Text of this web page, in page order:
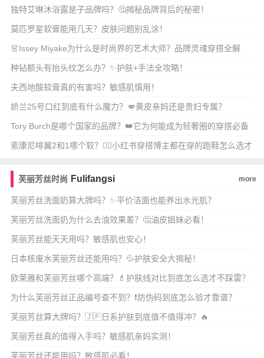
独特艾琳沐浴露是子品牌吗？🤔揭秘品牌背后的秘密！
莫匹罗星软膏能用几天？皮肤问题别乱涂！
👗Issey Miyake为什么是时尚界的艺术大师？品牌灵魂穿搭全解
析！🎨
种钻额头有抬头纹怎么办？✨护肤+手法全攻略！
夫西地酸软膏真的有害吗？敏感肌慎用！
娇兰25号口红到底有什么魔力？💋黄皮亲妈还是贵妇专属？
Tory Burch是哪个国家的品牌？👑它为何能成为轻奢圈的穿搭必备
单品？
索康尼啡翼2和1哪个软？🏃‍♀️小红书穿搭博主都在穿的跑鞋怎么选才
芙丽芳丝时尚 Fulifangsi more
芙丽芳丝洗面奶算大牌吗？✨平价洁面也能养出水光肌？
芙丽芳丝洗面奶为什么去油效果差？🤔油皮姐妹必看！
芙丽芳丝能天天用吗？敏感肌也安心！
日本核废水芙丽芳丝还能用吗？💦护肤安全大揭秘！
欧莱雅和芙丽芳丝哪个高端？💄护肤线对比到底怎么选才不踩雷？
🔥
为什么芙丽芳丝正品编号查不到？❗️防伪码到底怎么验才靠谱？
芙丽芳丝算大牌吗？🇯🇵日系护肤到底值不值得冲？🔥
芙丽芳丝真的值得入手吗？敏感肌亲妈实测！
芙丽芳丝还能用吗？敏感肌必看！